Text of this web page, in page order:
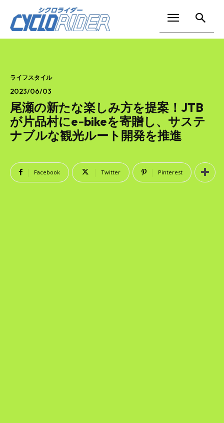
ライフスタイル
2023/06/03
尾瀬の新たな楽しみ方を提案！JTB
が片品村にe-bikeを寄贈し、サステ
ナブルな観光ルート開発を推進
Facebook Twitter Pinterest